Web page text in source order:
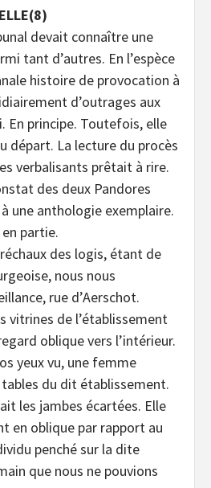
devait connaître une
tant d’autres. En l’espèce
histoire de provocation à
d’outrages aux
En principe. Toutefois, elle
départ. La lecture du procès
verbalisants prêtait à rire.
des deux Pandores
une anthologie exemplaire.
partie.
des logis, étant de
nous nous
rue d’Aerschot.
vitrines de l’établissement
oblique vers l’intérieur.
yeux vu, une femme
tables du dit établissement.
les jambes écartées. Elle
en oblique par rapport au
penché sur la dite
que nous ne pouvions